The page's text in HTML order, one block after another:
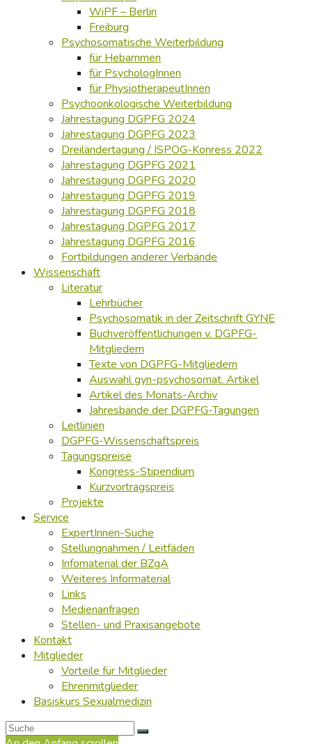
WiPF – Berlin
Freiburg
Psychosomatische Weiterbildung
für Hebammen
für PsychologInnen
für PhysiotherapeutInnen
Psychoonkologische Weiterbildung
Jahrestagung DGPFG 2024
Jahrestagung DGPFG 2023
Dreiländertagung / ISPOG-Konress 2022
Jahrestagung DGPFG 2021
Jahrestagung DGPFG 2020
Jahrestagung DGPFG 2019
Jahrestagung DGPFG 2018
Jahrestagung DGPFG 2017
Jahrestagung DGPFG 2016
Fortbildungen anderer Verbände
Wissenschaft
Literatur
Lehrbücher
Psychosomatik in der Zeitschrift GYNE
Buchveröffentlichungen v. DGPFG-
Mitgliedern
Texte von DGPFG-Mitgliedern
Auswahl gyn-psychosomat. Artikel
Artikel des Monats-Archiv
Jahresbände der DGPFG-Tagungen
Leitlinien
DGPFG-Wissenschaftspreis
Tagungspreise
Kongress-Stipendium
Kurzvortragspreis
Projekte
Service
ExpertInnen-Suche
Stellungnahmen / Leitfäden
Infomaterial der BZgA
Weiteres Informaterial
Links
Medienanfragen
Stellen- und Praxisangebote
Kontakt
Mitglieder
Vorteile für Mitglieder
Ehrenmitglieder
Basiskurs Sexualmedizin